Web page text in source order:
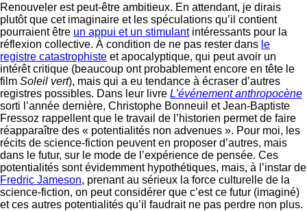
Renouveler est peut-être ambitieux. En attendant, je dirais
plutôt que cet imaginaire et les spéculations qu’il contient
pourraient être un appui et un stimulantintéressants pour la
réflexion collective. À condition de ne pas rester dans le
registre catastrophiste et apocalyptique, qui peut avoir un
intérêt critique (beaucoup ont probablement encore en tête le
film Soleil vert), mais qui a eu tendance à écraser d’autres
registres possibles. Dans leur livre L’événement anthropocène
sorti l’année dernière, Christophe Bonneuil et Jean-Baptiste
Fressoz rappellent que le travail de l’historien permet de faire
réapparaître des « potentialités non advenues ». Pour moi, les
récits de science-fiction peuvent en proposer d’autres, mais
dans le futur, sur le mode de l’expérience de pensée. Ces
potentialités sont évidemment hypothétiques, mais, à l’instar de
Fredric Jameson, prenant au sérieux la force culturelle de la
science-fiction, on peut considérer que c’est ce futur (imaginé)
et ces autres potentialités qu’il faudrait ne pas perdre non plus.